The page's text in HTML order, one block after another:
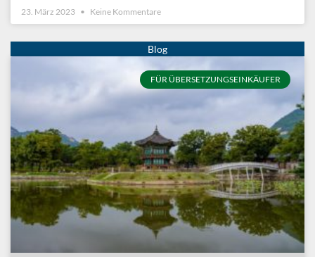
23. März 2023
Keine Kommentare
FÜR ÜBERSETZUNGSEINKÄUFER